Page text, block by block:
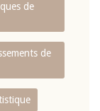
de
de